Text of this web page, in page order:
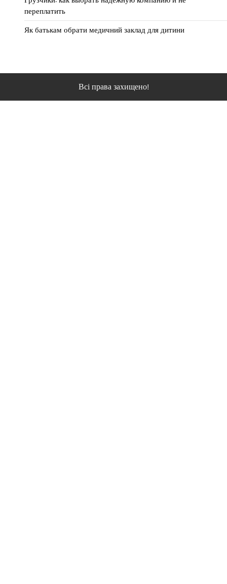
переплатить
Як батькам обрати медичний заклад для дитини
Всі права захищено!